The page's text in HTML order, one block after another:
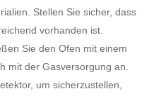
Stellen Sie sicher, dass
vorhanden ist.
Sie den Ofen mit einem
mit der Gasversorgung an.
um sicherzustellen,